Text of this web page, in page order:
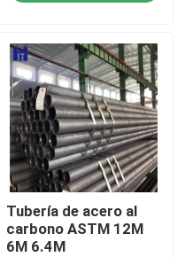
Tubería de acero al
carbono ASTM 12M
6M 6.4M